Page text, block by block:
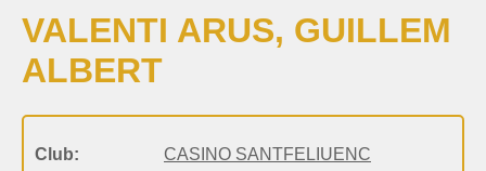
VALENTI ARUS, GUILLEM
ALBERT
Club:
CASINO SANTFELIUENC